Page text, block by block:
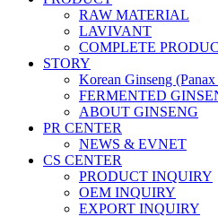
RAW MATERIAL
LAVIVANT
COMPLETE
STORY
Korean Ginseng
FERMENTED
ABOUT GINSENG
PR CENTER
NEWS & EVNET
CS CENTER
PRODUCT INQUIRY
OEM INQUIRY
EXPORT INQUIRY